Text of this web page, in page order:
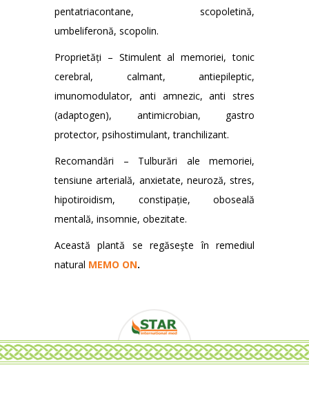
pentatriacontane, scopoletină,
umbeliferonă, scopolin.
Proprietăți – Stimulent al memoriei, tonic
cerebral, calmant, antiepileptic,
imunomodulator, anti amnezic, anti stres
(adaptogen), antimicrobian, gastro
protector, psihostimulant, tranchilizant.
Recomandări – Tulburări ale memoriei,
tensiune arterială, anxietate, neuroză, stres,
hipotiroidism, constipație, oboseală
mentală, insomnie, obezitate.
Această plantă se regăseşte în remediul
natural MEMO ON.